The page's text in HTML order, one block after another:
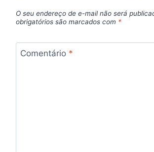
O seu endereço de e-mail não será
obrigatórios são marcados com *
Comentário *